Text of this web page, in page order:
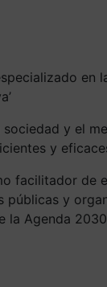
y el
y
facilitador de
públicas y
la Agenda